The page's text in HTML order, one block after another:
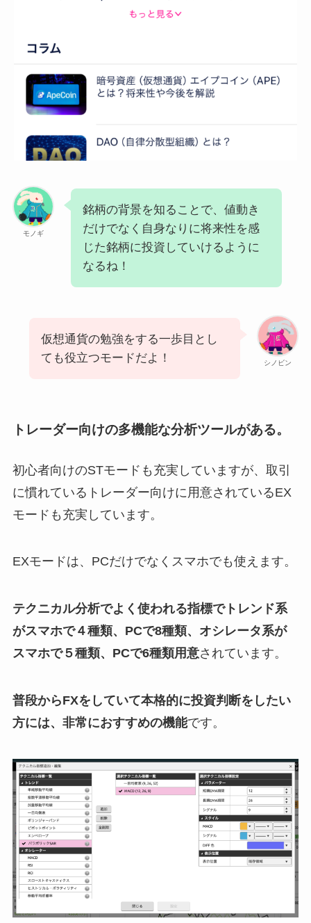
モノギ
銘柄の背景を知ることで、値動き
だけでなく自身なりに将来性を感
じた銘柄に投資していけるように
なるね！
シノビン
仮想通貨の勉強をする一歩目とし
ても役立つモードだよ！
トレーダー向けの多機能な分析ツールがある。
初心者向けのSTモードも充実していますが、取引
に慣れているトレーダー向けに用意されているEX
モードも充実しています。
EXモードは、PCだけでなくスマホでも使えます。
テクニカル分析でよく使われる指標でトレンド系
がスマホで４種類、PCで8種類、オシレータ系が
スマホで５種類、PCで6種類用意されています。
普段からFXをしていて本格的に投資判断をしたい
方には、非常におすすめの機能です。